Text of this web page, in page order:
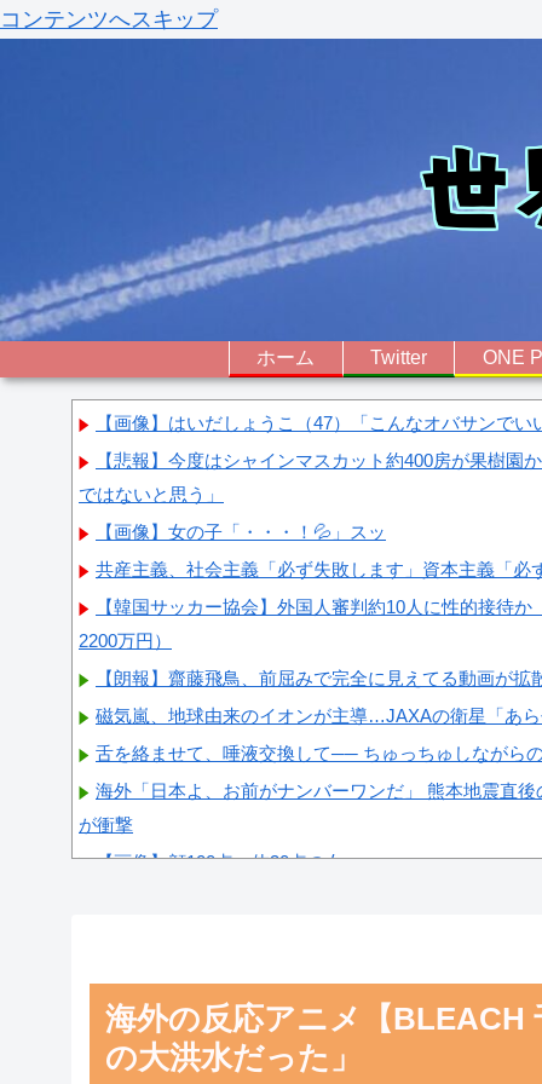
コンテンツへスキップ
ホーム Twitter ONE
【画像】はいだしょうこ（47）「こんなオバサンで
【悲報】今度はシャインマスカット約400房が果樹園
ではないと思う」
【画像】女の子「・・・！💦」スッ
共産主義、社会主義「必ず失敗します」資本主義「必
【韓国サッカー協会】外国人審判約10人に性的接待
2200万円）
【朗報】齋藤飛鳥、前屈みで完全に見えてる動画が
磁気嵐、地球由来のイオンが主導…JAXAの衛星「あ
舌を絡ませて、唾液交換して── ちゅっちゅしながら
海外「日本よ、お前がナンバーワンだ」 熊本地震直
が衝撃
【画像】顔100点、体30点の女ｗｗｗ
Powered by livedoor 相互RSS
海外の反応アニメ【BLEACH
の大洪水だった」